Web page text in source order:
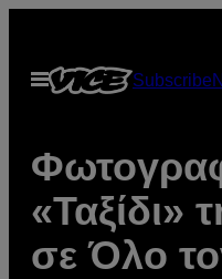
περιεχόμενο
Ανοίξτε
το
Subscribe
«Ταξίδι»
σε Όλο